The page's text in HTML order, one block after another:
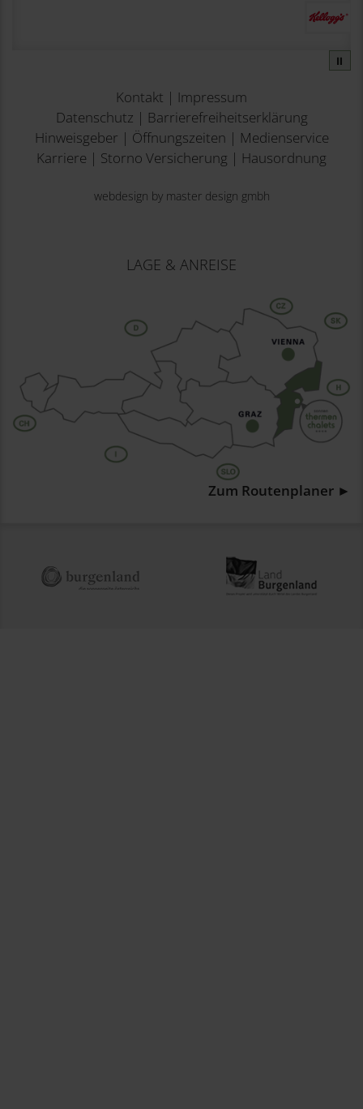
⏸
Kontakt | Impressum
Datenschutz | Barrierefreiheitserklärung
Hinweisgeber | Öffnungszeiten | Medienservice
Karriere | Storno Versicherung | Hausordnung
webdesign by master design gmbh
LAGE & ANREISE
Zum Routenplaner ►